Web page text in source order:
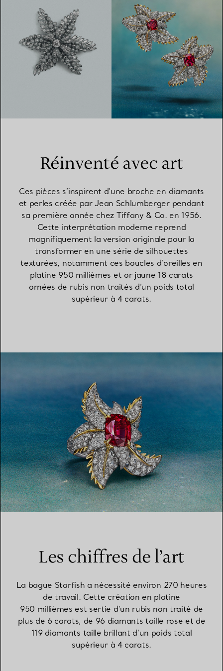
Réinventé avec art
Ces pièces s’inspirent d’une broche en diamants
et perles créée par Jean Schlumberger pendant
sa première année chez Tiffany & Co. en 1956.
Cette interprétation moderne reprend
magnifiquement la version originale pour la
transformer en une série de silhouettes
texturées, notamment ces boucles d’oreilles en
platine 950 millièmes et or jaune 18 carats
ornées de rubis non traités d’un poids total
supérieur à 4 carats.
Les chiffres de l’art
La bague Starfish a nécessité environ 270 heures
de travail. Cette création en platine
950 millièmes est sertie d’un rubis non traité de
plus de 6 carats, de 96 diamants taille rose et de
119 diamants taille brillant d’un poids total
supérieur à 4 carats.